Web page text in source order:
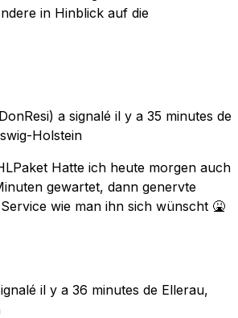
in Hinblick auf die
a signalé il y a 35 minutes de
Holstein
Hatte ich heute morgen auch
gewartet, dann genervte
wie man ihn sich wünscht 🤮
il y a 36 minutes de Ellerau,